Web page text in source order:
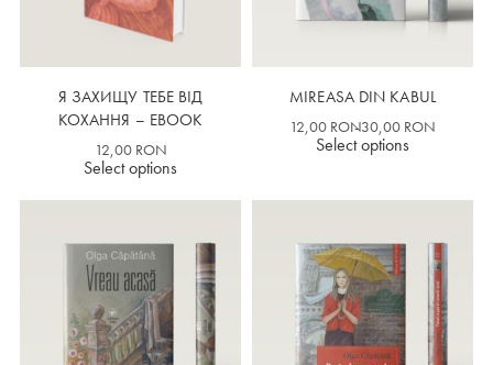
Я ЗАХИЩУ ТЕБЕ ВІД
КОХАННЯ – EBOOK
12,00 RON
Select options
MIREASA DIN KABUL
12,00 RON30,00 RON
Select options